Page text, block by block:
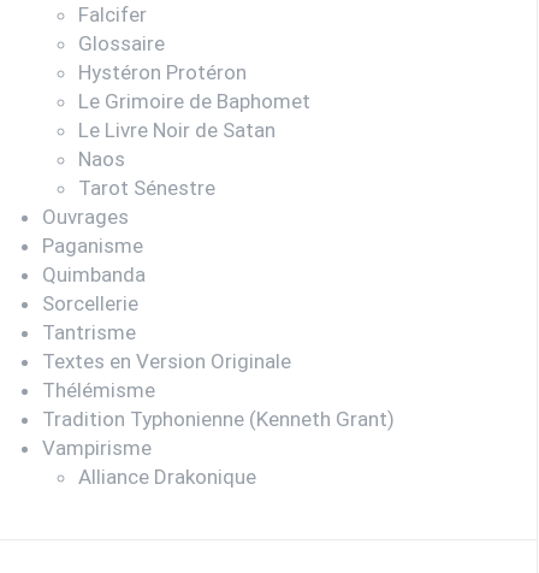
Falcifer
Glossaire
Hystéron Protéron
Le Grimoire de Baphomet
Le Livre Noir de Satan
Naos
Tarot Sénestre
Ouvrages
Paganisme
Quimbanda
Sorcellerie
Tantrisme
Textes en Version Originale
Thélémisme
Tradition Typhonienne (Kenneth Grant)
Vampirisme
Alliance Drakonique